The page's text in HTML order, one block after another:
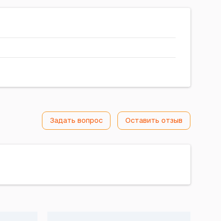
Задать вопрос Оставить отзыв